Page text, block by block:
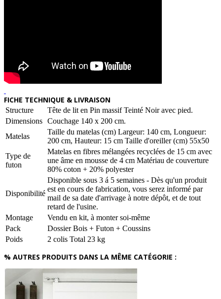
FICHE TECHNIQUE & LIVRAISON
Structure
Tête de lit en Pin massif Teinté Noir avec pied.
Dimensions Couchage 140 x 200 cm.
Matelas
Taille du matelas (cm) Largeur: 140 cm, Longueur:
200 cm, Hauteur: 15 cm Taille d'oreiller (cm) 55x50
Type de
futon
Matelas en fibres mélangées recyclées de 15 cm avec
une âme en mousse de 4 cm Matériau de couverture
80% coton + 20% polyester
Disponibilité
Disponible sous 3 á 5 semaines - Dès qu'un produit
est en cours de fabrication, vous serez informé par
mail de sa date d'arrivage à notre dépôt, et de tout
retard de l'usine.
Montage
Vendu en kit, à monter soi-même
Pack
Dossier Bois + Futon + Coussins
Poids
2 colis Total 23 kg
% AUTRES PRODUITS DANS LA MÊME CATÉGORIE :